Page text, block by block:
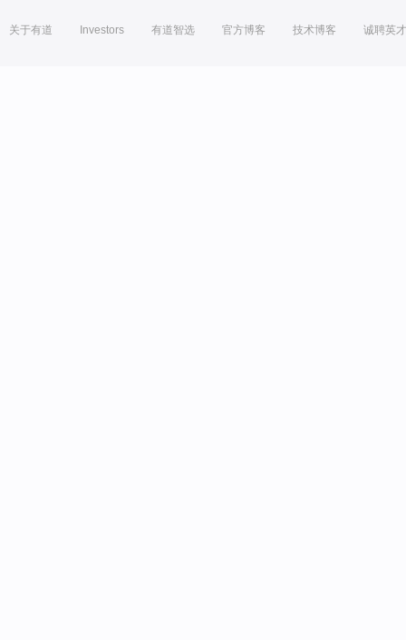
关于有道 Investors 有道智选 官方博客 技术博客 诚聘英才